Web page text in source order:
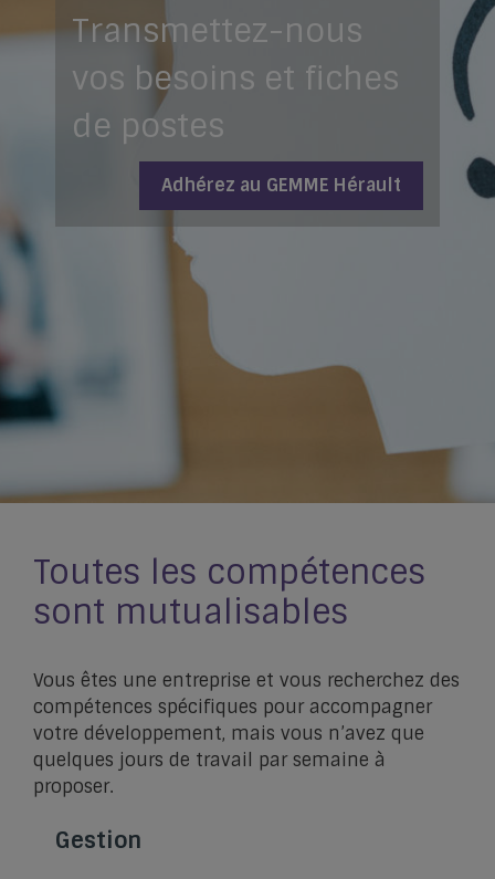
Transmettez-nous
vos besoins et fiches
de postes
Adhérez au GEMME Hérault
Toutes les compétences
sont mutualisables
Vous êtes une entreprise et vous recherchez des
compétences spécifiques pour accompagner
votre développement, mais vous n’avez que
quelques jours de travail par semaine à
proposer.
Gestion